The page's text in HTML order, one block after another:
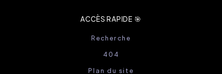
ACCÈS RAPIDE 🎯
Recherche
404
Plan du site